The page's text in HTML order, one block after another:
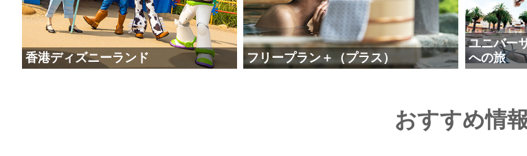
香港ディズニーランド フリープラン＋（プラス）
ユニバー
への旅
おすすめ情報